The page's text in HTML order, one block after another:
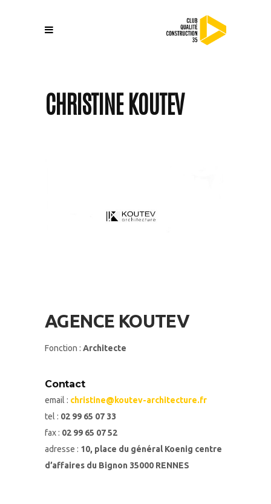
CHRISTINE KOUTEV
AGENCE KOUTEV
Fonction : Architecte
Contact
email : christine@koutev-architecture.fr
tel : 02 99 65 07 33
fax : 02 99 65 07 52
adresse : 10, place du général Koenig centre
d’affaires du Bignon 35000 RENNES